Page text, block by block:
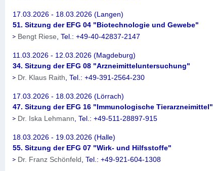
17.03.2026 - 18.03.2026 (Langen)
51. Sitzung der EFG 04 "Biotechnologie und Gewebe"
Bengt Riese , Tel.: +49-40-42837-2147
11.03.2026 - 12.03.2026 (Magdeburg)
34. Sitzung der EFG 08 "Arzneimitteluntersuchung"
Dr. Klaus Raith , Tel.: +49-391-2564-230
17.03.2026 - 18.03.2026 (Lörrach)
47. Sitzung der EFG 16 "Immunologische Tierarzneimittel"
Dr. Iska Lehmann , Tel.: +49-511-28897-915
18.03.2026 - 19.03.2026 (Halle)
55. Sitzung der EFG 07 "Wirk- und Hilfsstoffe"
Dr. Franz Schönfeld Tel.: +49-921-604-1308